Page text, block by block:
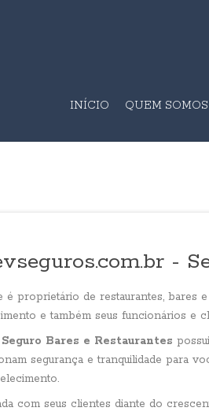
INÍCIO QUEM SOMOS
-
é proprietário de restaurantes, bares
e também seus funcionários e
Bares e Restaurantes
segurança e tranquilidade para
com seus clientes diante do